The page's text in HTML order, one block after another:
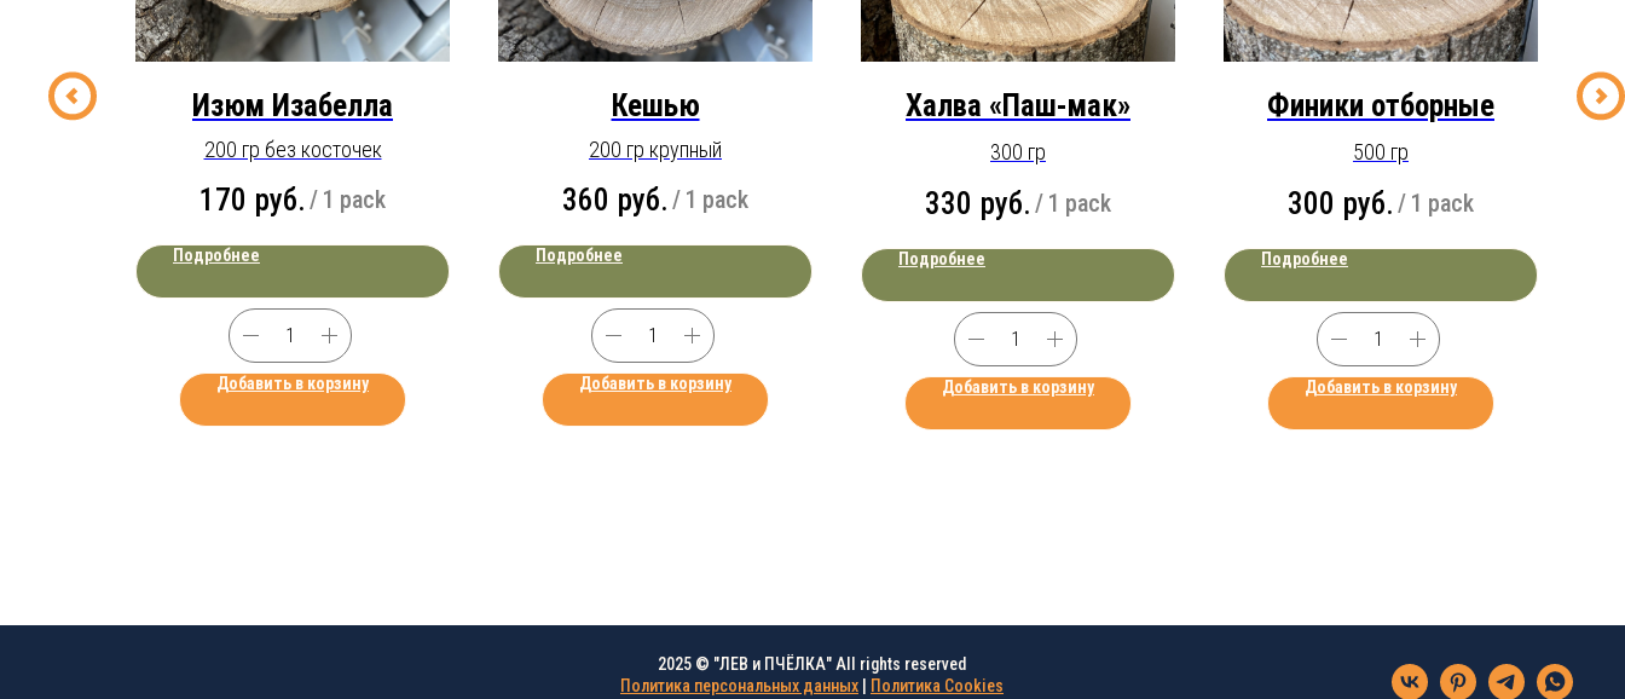
Изюм Изабелла
200 гр без косточек
170 руб. / 1 pack
Подробнее
Добавить в корзину
Кешью
200 гр крупный
360 руб. / 1 pack
Подробнее
Добавить в корзину
Халва «Паш-мак»
300 гр
330 руб. / 1 pack
Подробнее
Добавить в корзину
Финики отборные
500 гр
300 руб. / 1 pack
Подробнее
Добавить в корзину
2025 © "ЛЕВ и ПЧЁЛКА" All rights reserved
Политика персональных данных
Политика Cookies